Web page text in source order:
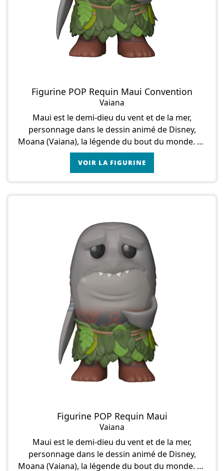
Figurine POP Requin Maui Convention
Vaiana
Maui est le demi-dieu du vent et de la mer,
personnage dans le dessin animé de Disney,
Moana (Vaiana), la légende du bout du monde. Ce
dessin animé reprend une légende polynésienne
qui raconte la
VOIR LA FIGURINE
Figurine POP Requin Maui
Vaiana
Maui est le demi-dieu du vent et de la mer,
personnage dans le dessin animé de Disney,
Moana (Vaiana), la légende du bout du monde. Ce